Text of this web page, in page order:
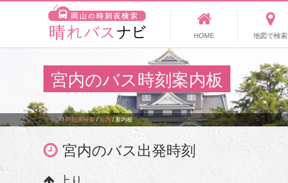
HOME 地図で検索
宮内のバス時刻案内板
トップ/時刻表検索/宮内/案内板
宮内のバス出発時刻
上り